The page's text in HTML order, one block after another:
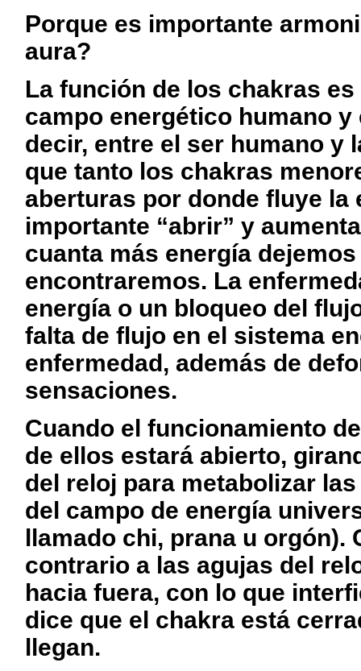
Porque es importante
aura?
La función de los chakras
campo energético humano
decir, entre el ser humano y
que tanto los chakras
aberturas por donde fluye la
importante “abrir” y
cuanta más energía
encontraremos. La
energía o un bloqueo del
falta de flujo en el sistema
enfermedad, además de
sensaciones.
Cuando el funcionamiento
de ellos estará abierto,
del reloj para metabolizar
del campo de energía
llamado chi, prana u orgón).
contrario a las agujas del
hacia fuera, con lo que
dice que el chakra está
llegan.